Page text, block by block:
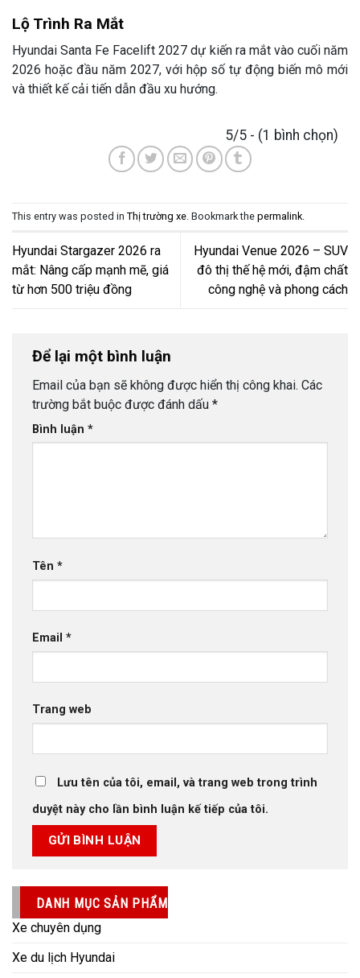
Lộ Trình Ra Mắt
Hyundai Santa Fe Facelift 2027 dự kiến ra mắt vào cuối năm
2026 hoặc đầu năm 2027, với hộp số tự động biến mô mới
và thiết kế cải tiến dẫn đầu xu hướng.
5/5 - (1 bình chọn)
This entry was posted in Thị trường xe . Bookmark the permalink
Hyundai Stargazer 2026 ra
mắt: Nâng cấp mạnh mẽ, giá
từ hơn 500 triệu đồng
Hyundai Venue 2026 – SUV
đô thị thế hệ mới, đậm chất
công nghệ và phong cách
Để lại một bình luận
Email của bạn sẽ không được hiển thị công khai. Các
trường bắt buộc được đánh dấu *
Bình luận *
Tên *
Email *
Trang web
Lưu tên của tôi, email, và trang web trong trình
duyệt này cho lần bình luận kế tiếp của tôi.
DANH MỤC SẢN PHẨM
Xe chuyên dụng
Xe du lịch Hyundai